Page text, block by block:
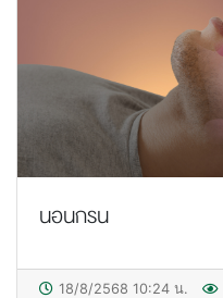
นอนกรน
18/8/2568 10:24 น.